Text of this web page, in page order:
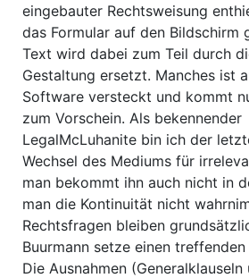
eingebauter Rechtsweisung
das Formular auf den Bildschirm
Text wird dabei zum Teil durch
Gestaltung ersetzt. Manches ist
Software versteckt und kommt
zum Vorschein. Als bekennender
LegalMcLuhanite bin ich der
Wechsel des Mediums für
man bekommt ihn auch nicht in
man die Kontinuität nicht
Rechtsfragen bleiben
Buurmann setze einen
Die Ausnahmen (Generalklauseln